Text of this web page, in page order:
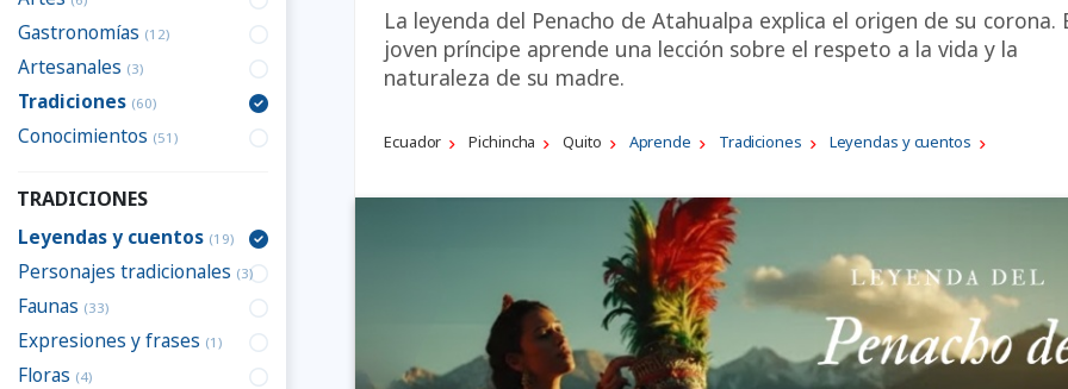
Gastronomías (12)
Artesanales (3)
Tradiciones (60)
Conocimientos (51)
TRADICIONES
Leyendas y cuentos (19)
Personajes tradicionales (3)
Faunas (33)
Expresiones y frases (1)
Floras (4)
La leyenda del Penacho de Atahualpa explica el origen de su corona.
joven príncipe aprende una lección sobre el respeto a la vida y la
naturaleza de su madre.
Ecuador Pichincha Quito Aprende Tradiciones Leyendas y cuentos